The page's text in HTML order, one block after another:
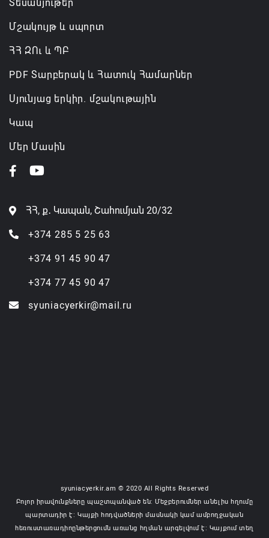
Տեսանյութեր
Մշակույթ և սպորտ
ՀՀ ԶՈւ և ՊԲ
PDF Տարբերակ և Հատուկ Համարներ
Սյունյաց երկիր. մշակութային
Կապ
Մեր Մասին
ՀՀ, ք․ Կապան, Շահումյան 20/32
+374 285 5 25 63
+374 91 45 90 47
+374 77 45 90 47
syuniacyerkir@mail.ru
syuniacyerkir.am © 2020 All Rights Reserved
Բոլոր իրավունքները պաշտպանված են: Մեջբերումներ անելիս հղումը
պարտադիր է: Կայքի հոդվածների մասնակի կամ ամբողջական
հեռուստառադիոընթերցումն առանց հղման արգելվում է: Կայքում տեղ